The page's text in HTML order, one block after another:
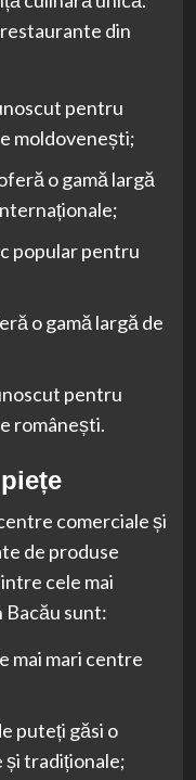
din
pentru
moldovenești;
o gamă largă
popular pentru
o gamă largă de
pentru
românești.
comerciale și
de produse
cele mai
Bacău sunt:
mai mari centre
puteți găsi o
și tradiționale;